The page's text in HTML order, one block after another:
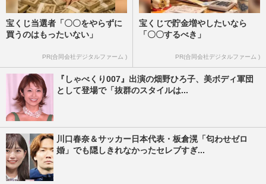
宝くじ当選者「〇〇をやらずに
買うのはもったいない」
PR(合同会社デジタルファーム )
宝くじで貯金増やしたいなら
「〇〇するべき」
PR(合同会社デジタルファーム )
『しゃべくり007』出演の畑野ひろ子、美ボディ軍団
として登場で「抜群のスタイルは...
川口春奈＆サッカー日本代表・板倉滉「匂わせゼロ
婚」でも隠しきれなかったセレブすぎ...